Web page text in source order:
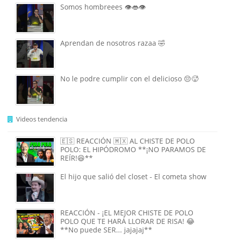
Somos hombreees 👁️👄👁️
Aprendan de nosotros razaa 🤣
No le podre cumplir con el delicioso 😔🥵
Videos tendencia
🇪🇸 REACCIÓN 🇲🇽 AL CHISTE DE POLO
POLO: EL HIPÓDROMO **¡NO PARAMOS DE
REÍR!😆**
El hijo que salió del closet - El cometa show
REACCIÓN - ¡EL MEJOR CHISTE DE POLO
POLO QUE TE HARÁ LLORAR DE RISA! 😂
**No puede SER... jajajaj**